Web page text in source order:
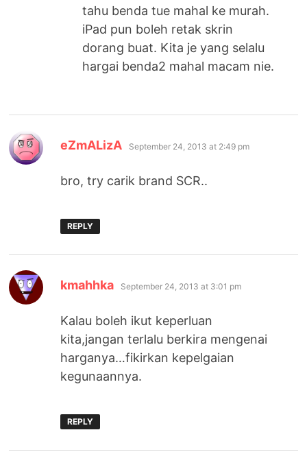
tahu benda tue mahal ke murah.
iPad pun boleh retak skrin
dorang buat. Kita je yang selalu
hargai benda2 mahal macam nie.
eZmALizA says:
September 24, 2013 at 2:49 pm
bro, try carik brand SCR..
REPLY
kmahhka says:
September 24, 2013 at 3:01 pm
Kalau boleh ikut keperluan
kita,jangan terlalu berkira mengenai
harganya…fikirkan kepelgaian
kegunaannya.
REPLY